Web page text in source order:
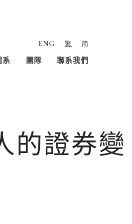
ENG 繁 简
系 團隊 聯系我們
的證券變